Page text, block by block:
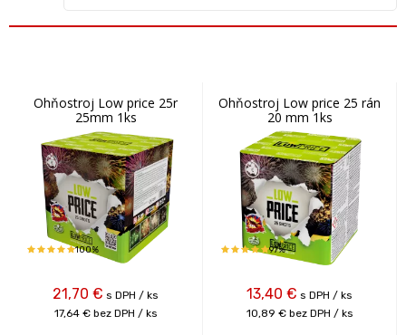
Ohňostroj Low price 25r
25mm 1ks
100%
21,70 € s DPH / ks
17,64 € bez DPH / ks
Ohňostroj Low price 25 rán
20 mm 1ks
97%
13,40 € s DPH / ks
10,89 € bez DPH / ks